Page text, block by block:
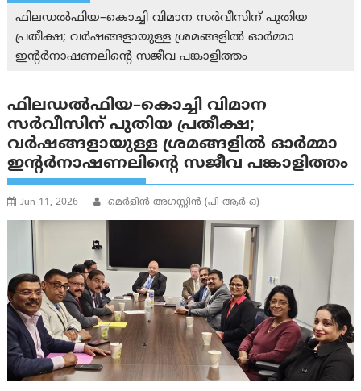
ഫിലഡൽഫിയ–കൊച്ചി വിമാന സർവീസിന് പുതിയ
പ്രതീക്ഷ; വർഷങ്ങളായുള്ള ശ്രമങ്ങളിൽ ഓർമ്മാ
ഇൻ്റർനാഷണലിന്റെ സജീവ പങ്കാളിത്തം
ഫിലഡൽഫിയ–കൊച്ചി വിമാന
സർവീസിന് പുതിയ പ്രതീക്ഷ;
വർഷങ്ങളായുള്ള ശ്രമങ്ങളിൽ ഓർമ്മാ
ഇൻ്റർനാഷണലിന്റെ സജീവ പങ്കാളിത്തം
Jun 11, 2026 മെർളിൻ അഗസ്റ്റിൻ (പി ആർ ഒ)